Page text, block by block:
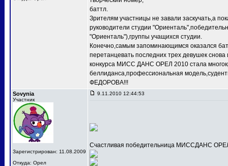
баттл.
Зрителям участницы не завали заскучать,а
руководители студии
"Ориенталь"),группы учащихся студии.
Конечно,самым запоминающимся оказался
перетанцевать последних трех девушек
конкурса МИСС ДАНС ОРЕЛ 2010 стала
беллиданса,профессиональная
ФЕДОРОВА!!!
Sovynia
Участник
Зарегистрирован: 11.08.2009
Откуда: Орел
9.11.2010 12:44:53
Счастливая победительница МИССДАНС